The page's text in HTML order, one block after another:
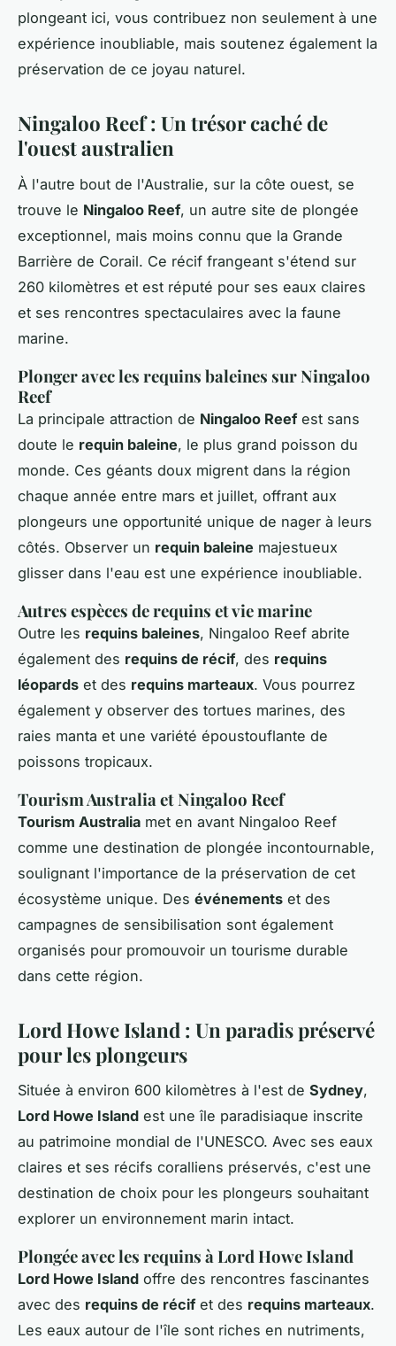
plongeant ici, vous contribuez non seulement à une
expérience inoubliable, mais soutenez également la
préservation de ce joyau naturel.
Ningaloo Reef : Un trésor caché de
l'ouest australien
À l'autre bout de l'Australie, sur la côte ouest, se
trouve le Ningaloo Reef, un autre site de plongée
exceptionnel, mais moins connu que la Grande
Barrière de Corail. Ce récif frangeant s'étend sur
260 kilomètres et est réputé pour ses eaux claires
et ses rencontres spectaculaires avec la faune
marine.
Plonger avec les requins baleines sur Ningaloo
Reef
La principale attraction de Ningaloo Reefest sans
doute le requin baleine, le plus grand poisson du
monde. Ces géants doux migrent dans la région
chaque année entre mars et juillet, offrant aux
plongeurs une opportunité unique de nager à leurs
côtés. Observer un requin baleine majestueux
glisser dans l'eau est une expérience inoubliable.
Autres espèces de requins et vie marine
Outre les requins baleines, Ningaloo Reef abrite
également des requins de récif, des requins
léopards et des requins marteaux. Vous pourrez
également y observer des tortues marines, des
raies manta et une variété époustouflante de
poissons tropicaux.
Tourism Australia et Ningaloo Reef
Tourism Australia met en avant Ningaloo Reef
comme une destination de plongée incontournable,
soulignant l'importance de la préservation de cet
écosystème unique. Des événements et des
campagnes de sensibilisation sont également
organisés pour promouvoir un tourisme durable
dans cette région.
Lord Howe Island : Un paradis préservé
pour les plongeurs
Située à environ 600 kilomètres à l'est de Sydney,
Lord Howe Island est une île paradisiaque inscrite
au patrimoine mondial de l'UNESCO. Avec ses eaux
claires et ses récifs coralliens préservés, c'est une
destination de choix pour les plongeurs souhaitant
explorer un environnement marin intact.
Plongée avec les requins à Lord Howe Island
Lord Howe Island offre des rencontres fascinantes
avec des requins de récifet des requins marteaux.
Les eaux autour de l'île sont riches en nutriments,